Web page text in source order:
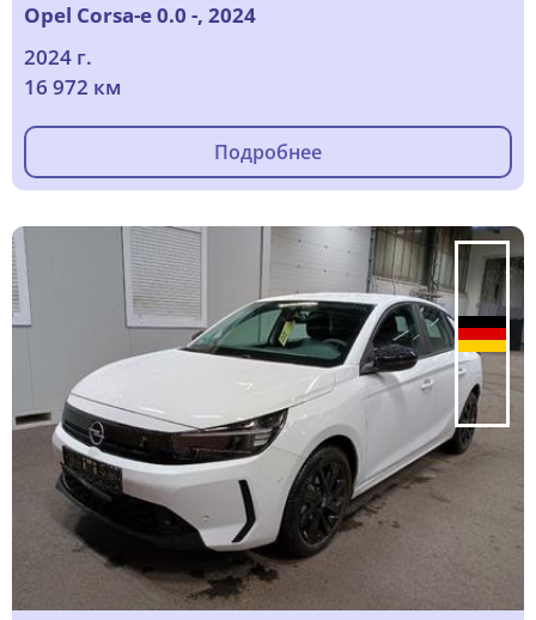
Opel Corsa-e 0.0 -, 2024
2024 г.
16 972 км
Подробнее